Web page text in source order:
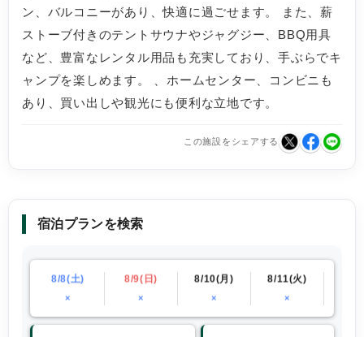
ン、バルコニーがあり、快適に過ごせます。 また、薪
ストーブ付きのテントサウナやジャグジー、BBQ用具
など、豊富なレンタル用品も充実しており、手ぶらでキ
ャンプを楽しめます。 、ホームセンター、コンビニも
あり、買い出しや観光にも便利な立地です。
この施設をシェアする
宿泊プランを検索
8/8(土)
×
8/9(日)
×
8/10(月)
×
8/11(火)
×